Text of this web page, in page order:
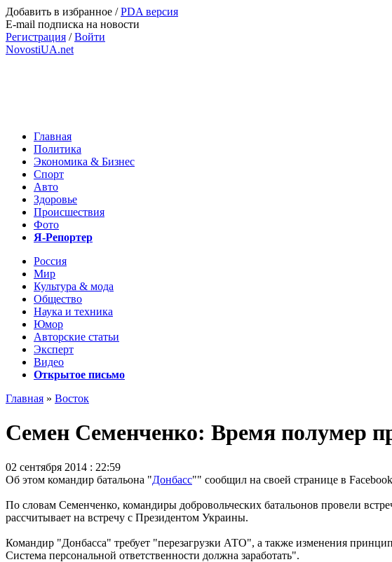
Добавить в избранное /PDA версия
E-mail подписка на новости
Регистрация /Войти
NovostiUA.net
Главная
Политика
Экономика & Бизнес
Спорт
Авто
Здоровье
Происшествия
Фото
Я-Репортер
Россия
Мир
Культура & мода
Общество
Наука и техника
Юмор
Авторские статьи
Эксперт
Видео
Открытое письмо
Главная » Восток
Семен Семенченко: Время полумер
02 сентября 2014 : 22:59
Об этом командир батальона "Донбасс"" сообщил на своей странице в
По словам Семенченко, командиры добровольческих батальонов провели
рассчитывает на встречу с Президентом Украины.
Командир "Донбасса" требует "перезагрузки АТО", а также изменения
Система персональной ответственности должна заработать".